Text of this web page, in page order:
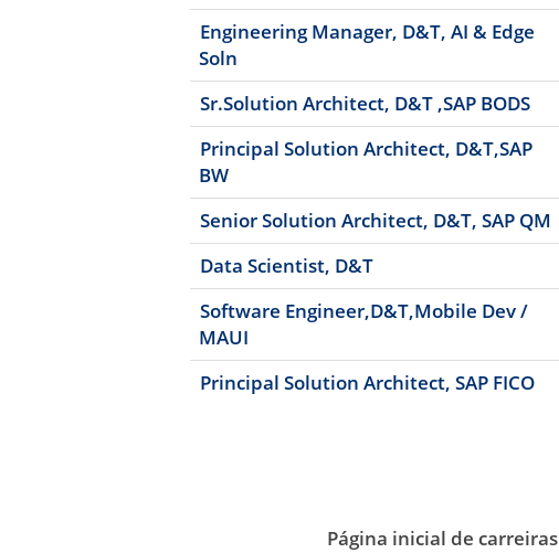
Engineering Manager, D&T, AI & Edge
Soln
Sr.Solution Architect, D&T ,SAP BODS
Principal Solution Architect, D&T,SAP
BW
Senior Solution Architect, D&T, SAP QM
Data Scientist, D&T
Software Engineer,D&T,Mobile Dev /
MAUI
Principal Solution Architect, SAP FICO
Página inicial de carreiras